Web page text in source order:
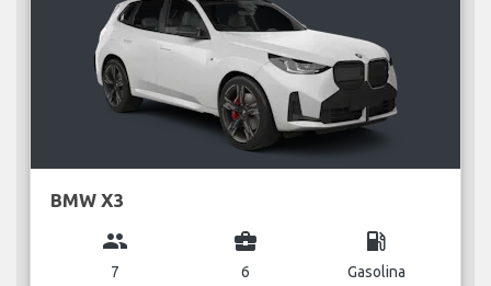
BMW X3
group
7
business_center
6
local_gas_station
Gasolina